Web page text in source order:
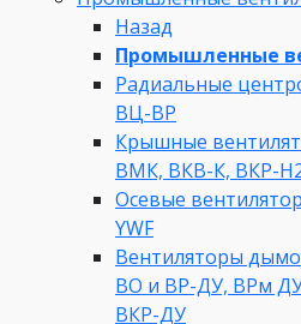
Назад
Промышленные
Радиальные
ВЦ-ВР
Крышные
ВМК, ВКВ-К, ВКР-
Осевые
YWF
Вентиляторы
ВО и ВР-ДУ, ВРм
ВКР-ДУ